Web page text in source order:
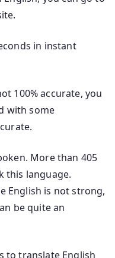
in instant
100% accurate, you
with some
More than 405
this language.
English is not strong,
be quite an
to translate English